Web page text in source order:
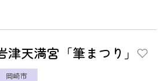
津天満宮「筆まつり」
岡崎市